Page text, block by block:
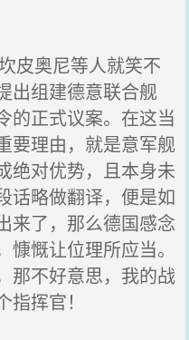
皮奥尼等人就笑不
出组建德意联合舰
的正式议案。在这当
要理由，就是意军舰
绝对优势，且本身未
话略做翻译，便是如
来了，那么德国感念
慨让位理所应当。
那不好意思，我的战
挥官！